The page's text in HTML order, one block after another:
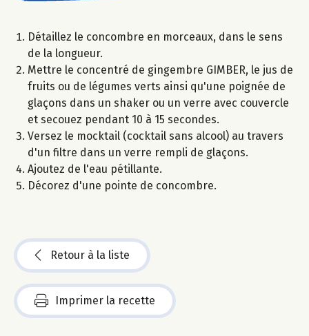
Détaillez le concombre en morceaux, dans le sens
de la longueur.
Mettre le concentré de gingembre GIMBER, le jus de
fruits ou de légumes verts ainsi qu'une poignée de
glaçons dans un shaker ou un verre avec couvercle
et secouez pendant 10 à 15 secondes.
Versez le mocktail (cocktail sans alcool) au travers
d'un filtre dans un verre rempli de glaçons.
Ajoutez de l'eau pétillante.
Décorez d'une pointe de concombre.
Retour à la liste
Imprimer la recette